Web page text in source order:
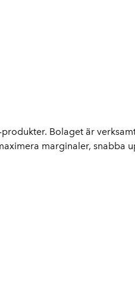
Bolaget är
marginaler,